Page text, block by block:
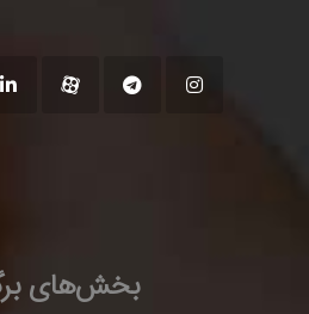
بخش‌های